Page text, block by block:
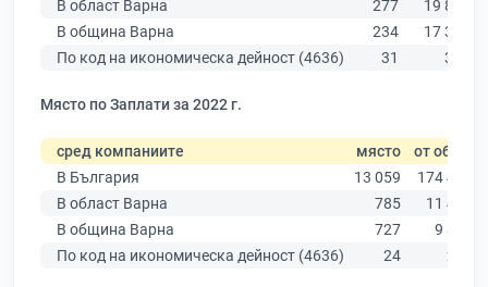
В област Варна 277
19 882
В община Варна
234
17 349
По код на икономическа дейност (4636)
31 321
Място по Заплати за 2022 г.
сред компаниите място от общо
В България
13 059
174 403
В област Варна
785
11 437
В община Варна
727
9 876
По код на икономическа дейност (4636)
24 230